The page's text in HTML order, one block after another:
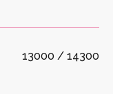
13000 / 14300